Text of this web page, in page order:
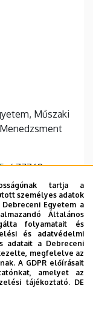
Műszaki
77768
Ótemető
épület
D
tartja a
személyes adatok
Egyetem a
Általános
folyamatait és
és adatvédelmi
adatait a Debreceni
megfelelve az
A GDPR előírásait
amelyet az
tájékoztató. DE